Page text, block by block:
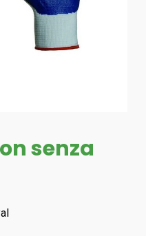
senza